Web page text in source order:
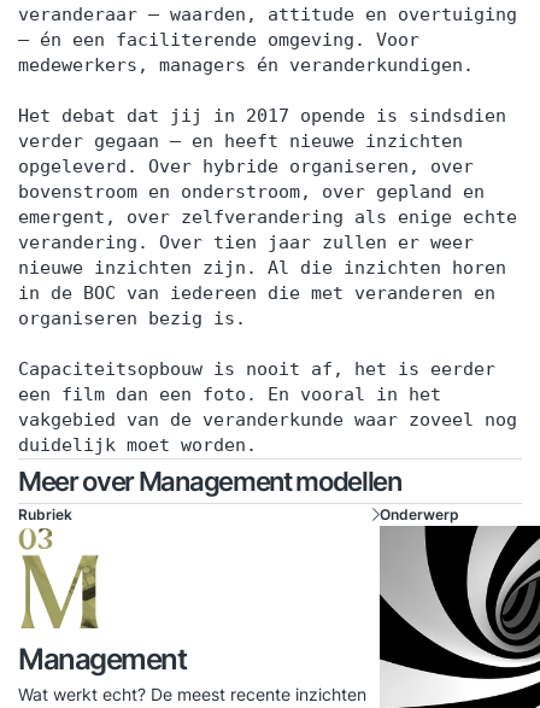
veranderaar — waarden, attitude en overtuiging
— én een faciliterende omgeving. Voor
medewerkers, managers én veranderkundigen.
Het debat dat jij in 2017 opende is sindsdien
verder gegaan — en heeft nieuwe inzichten
opgeleverd. Over hybride organiseren, over
bovenstroom en onderstroom, over gepland en
emergent, over zelfverandering als enige echte
verandering. Over tien jaar zullen er weer
nieuwe inzichten zijn. Al die inzichten horen
in de BOC van iedereen die met veranderen en
organiseren bezig is.
Capaciteitsopbouw is nooit af, het is eerder
een film dan een foto. En vooral in het
vakgebied van de veranderkunde waar zoveel nog
duidelijk moet worden.
Meer over Management modellen
Rubriek
03
M
Management
Wat werkt echt? De meest recente inzichten
Onderwerp